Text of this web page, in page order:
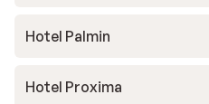
Hotel Palmin
Hotel Proxima